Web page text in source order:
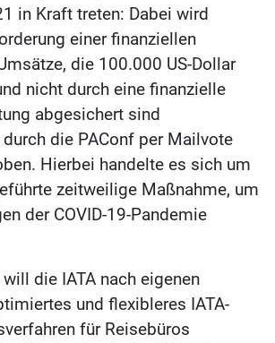
in Kraft treten: Dabei wird
einer finanziellen
die 100.000 US-Dollar
nicht durch eine finanzielle
abgesichert sind
die PAConf per Mailvote
Hierbei handelte es sich um
zeitweilige Maßnahme, um
der COVID-19-Pandemie
die IATA nach eigenen
und flexibleres IATA-
für Reisebüros